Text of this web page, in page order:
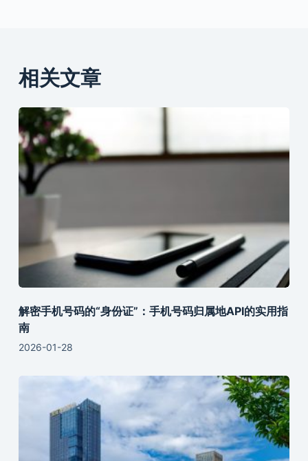
相关文章
解密手机号码的“身份证”：手机号码归属地API的实用指
南
2026-01-28